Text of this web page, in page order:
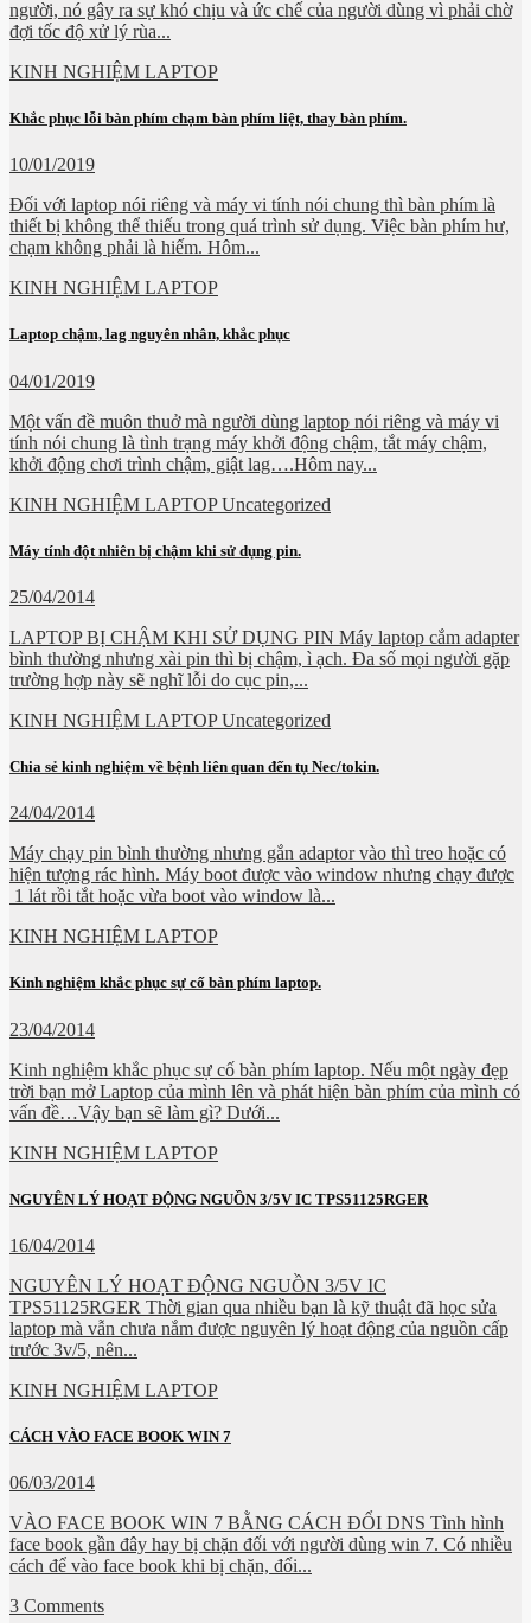
người, nó gây ra sự khó chịu và ức chế của người dùng vì phải chờ
đợi tốc độ xử lý rùa...
KINH NGHIỆM LAPTOP
Khắc phục lỗi bàn phím chạm bàn phím liệt, thay bàn phím.
10/01/2019
Đối với laptop nói riêng và máy vi tính nói chung thì bàn phím là
thiết bị không thể thiếu trong quá trình sử dụng. Việc bàn phím hư,
chạm không phải là hiếm. Hôm...
KINH NGHIỆM LAPTOP
Laptop chậm, lag nguyên nhân, khắc phục
04/01/2019
Một vấn đề muôn thuở mà người dùng laptop nói riêng và máy vi
tính nói chung là tình trạng máy khởi động chậm, tắt máy chậm,
khởi động chơi trình chậm, giật lag….Hôm nay...
KINH NGHIỆM LAPTOP Uncategorized
Máy tính đột nhiên bị chậm khi sử dụng pin.
25/04/2014
LAPTOP BỊ CHẬM KHI SỬ DỤNG PIN Máy laptop cắm adapter
bình thường nhưng xài pin thì bị chậm, ì ạch. Đa số mọi người gặp
trường hợp này sẽ nghĩ lỗi do cục pin,...
KINH NGHIỆM LAPTOP Uncategorized
Chia sẻ kinh nghiệm về bệnh liên quan đến tụ Nec/tokin.
24/04/2014
Máy chạy pin bình thường nhưng gắn adaptor vào thì treo hoặc có
hiện tượng rác hình. Máy boot được vào window nhưng chạy được
1 lát rồi tắt hoặc vừa boot vào window là...
KINH NGHIỆM LAPTOP
Kinh nghiệm khắc phục sự cố bàn phím laptop.
23/04/2014
Kinh nghiệm khắc phục sự cố bàn phím laptop. Nếu một ngày đẹp
trời bạn mở Laptop của mình lên và phát hiện bàn phím của mình có
vấn đề…Vậy bạn sẽ làm gì? Dưới...
KINH NGHIỆM LAPTOP
NGUYÊN LÝ HOẠT ĐỘNG NGUỒN 3/5V IC TPS51125RGER
16/04/2014
NGUYÊN LÝ HOẠT ĐỘNG NGUỒN 3/5V IC
TPS51125RGER Thời gian qua nhiều bạn là kỹ thuật đã học sửa
laptop mà vẫn chưa nắm được nguyên lý hoạt động của nguồn cấp
trước 3v/5, nên...
KINH NGHIỆM LAPTOP
CÁCH VÀO FACE BOOK WIN 7
06/03/2014
VÀO FACE BOOK WIN 7 BẰNG CÁCH ĐỔI DNS Tình hình
face book gần đây hay bị chặn đối với người dùng win 7. Có nhiều
cách để vào face book khi bị chặn, đổi...
3 Comments